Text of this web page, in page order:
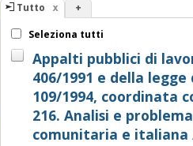
Tutto +
Seleziona tutti
Appalti pubblici di
406/1991 e della
109/1994, coordinata
216. Analisi e
comunitaria e italiana